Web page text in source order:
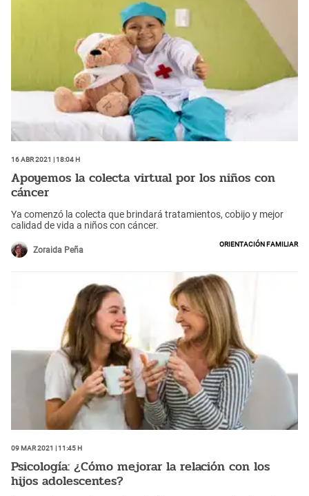
16 Abr 2021 | 18:04 h
Apoyemos la colecta virtual por los niños con
cáncer
Ya comenzó la colecta que brindará tratamientos, cobijo y mejor
calidad de vida a niños con cáncer.
Zoraida Peña
Orientación Familiar
09 Mar 2021 | 11:45 h
Psicología: ¿Cómo mejorar la relación con los
hijos adolescentes?